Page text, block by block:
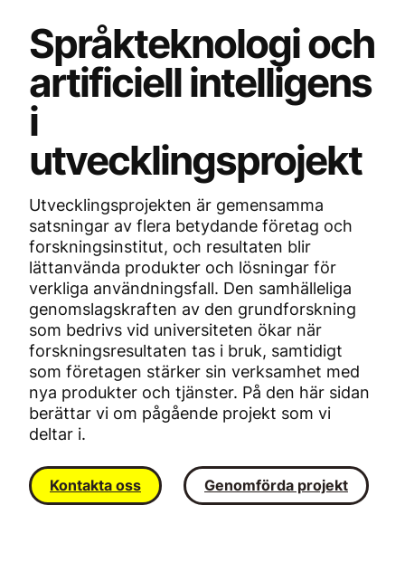
Språkteknologi och
artificiell intelligens
i
utvecklingsprojekt
Utvecklingsprojekten är gemensamma
satsningar av flera betydande företag och
forskningsinstitut, och resultaten blir
lättanvända produkter och lösningar för
verkliga användningsfall. Den samhälleliga
genomslagskraften av den grundforskning
som bedrivs vid universiteten ökar när
forskningsresultaten tas i bruk, samtidigt
som företagen stärker sin verksamhet med
nya produkter och tjänster. På den här sidan
berättar vi om pågående projekt som vi
deltar i.
Kontakta oss Genomförda projekt